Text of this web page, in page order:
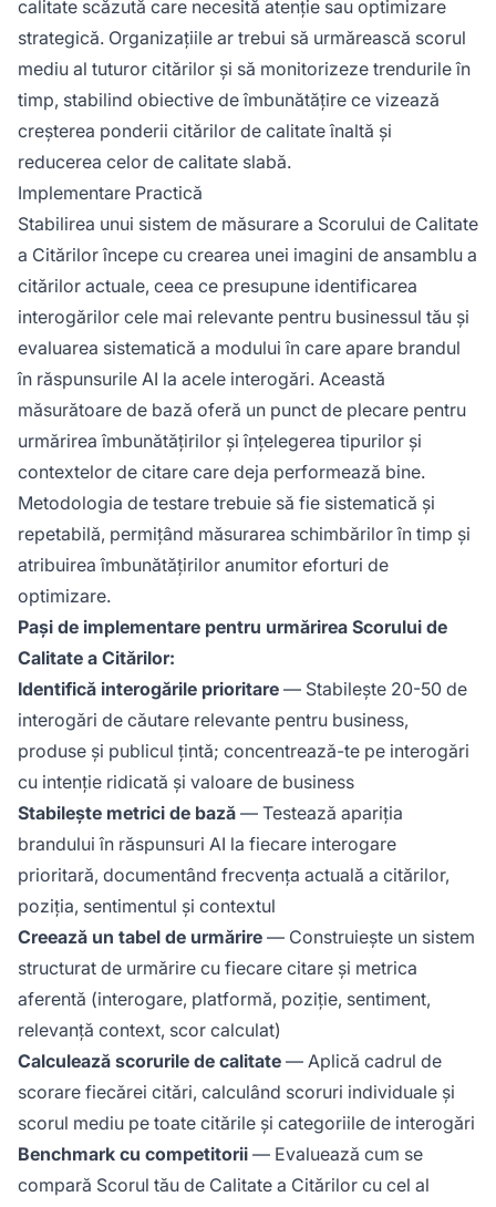
calitate scăzută care necesită atenție sau optimizare
strategică. Organizațiile ar trebui să urmărească scorul
mediu al tuturor citărilor și să monitorizeze trendurile în
timp, stabilind obiective de îmbunătățire ce vizează
creșterea ponderii citărilor de calitate înaltă și
reducerea celor de calitate slabă.
Implementare Practică
Stabilirea unui sistem de măsurare a Scorului de Calitate
a Citărilor începe cu crearea unei imagini de ansamblu a
citărilor actuale, ceea ce presupune identificarea
interogărilor cele mai relevante pentru businessul tău și
evaluarea sistematică a modului în care apare brandul
în răspunsurile AI la acele interogări. Această
măsurătoare de bază oferă un punct de plecare pentru
urmărirea îmbunătățirilor și înțelegerea tipurilor și
contextelor de citare care deja performează bine.
Metodologia de testare trebuie să fie sistematică și
repetabilă, permițând măsurarea schimbărilor în timp și
atribuirea îmbunătățirilor anumitor eforturi de
optimizare.
Pași de implementare pentru urmărirea Scorului de
Calitate a Citărilor:
Identifică interogările prioritare — Stabilește 20-50 de
interogări de căutare relevante pentru business,
produse și publicul țintă; concentrează-te pe interogări
cu intenție ridicată și valoare de business
Stabilește metrici de bază — Testează apariția
brandului în răspunsuri AI la fiecare interogare
prioritară, documentând frecvența actuală a citărilor,
poziția, sentimentul și contextul
Creează un tabel de urmărire — Construiește un sistem
structurat de urmărire cu fiecare citare și metrica
aferentă (interogare, platformă, poziție, sentiment,
relevanță context, scor calculat)
Calculează scorurile de calitate — Aplică cadrul de
scorare fiecărei citări, calculând scoruri individuale și
scorul mediu pe toate citările și categoriile de interogări
Benchmark cu competitorii — Evaluează cum se
compară Scorul tău de Calitate a Citărilor cu cel al